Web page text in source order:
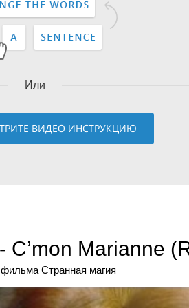
Или
ВИДЕО ИНСТРУКЦИЮ
C’mon Marianne
Странная магия